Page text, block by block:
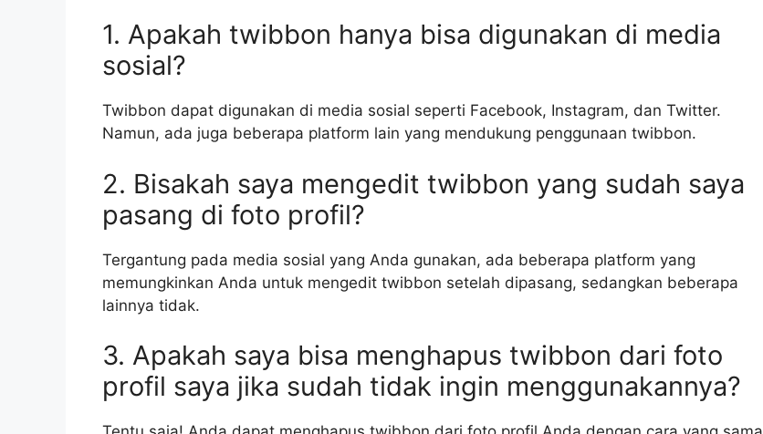
1. Apakah twibbon hanya bisa digunakan di media
sosial?
Twibbon dapat digunakan di media sosial seperti Facebook, Instagram, dan Twitter.
Namun, ada juga beberapa platform lain yang mendukung penggunaan twibbon.
2. Bisakah saya mengedit twibbon yang sudah saya
pasang di foto profil?
Tergantung pada media sosial yang Anda gunakan, ada beberapa platform yang
memungkinkan Anda untuk mengedit twibbon setelah dipasang, sedangkan beberapa
lainnya tidak.
3. Apakah saya bisa menghapus twibbon dari foto
profil saya jika sudah tidak ingin menggunakannya?